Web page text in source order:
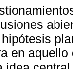
en aquello